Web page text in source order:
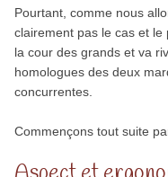
Pourtant, comme nous
clairement pas le cas et
la cour des grands et va
homologues des deux
concurrentes.
Commençons tout suite